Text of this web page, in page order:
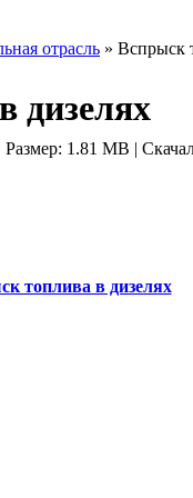
отрасль » Вспрыск
дизелях
Размер: 1.81 MB |
топлива в дизелях